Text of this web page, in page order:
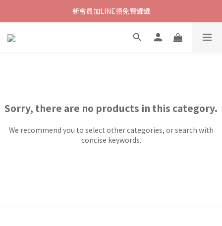
新會員加LINE領免費罐罐
Sorry, there are no products in this category.
We recommend you to select other categories, or search with
concise keywords.